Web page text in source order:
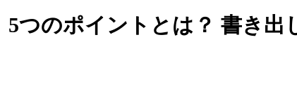
5つのポイントとは？ 書き出